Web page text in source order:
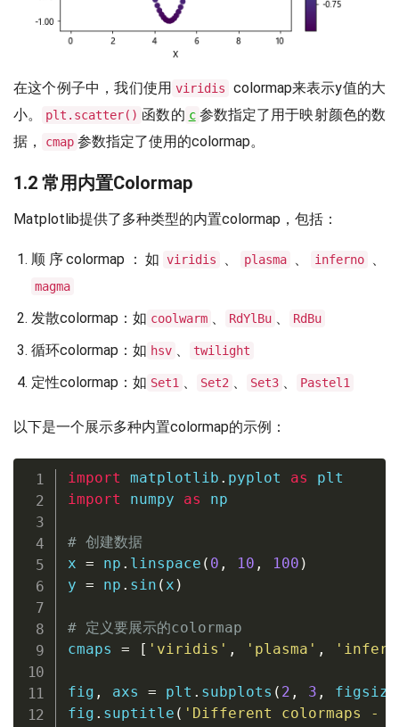
在这个例子中，我们使用 viridis
colormap来表示y值的大
小。
plt.scatter() 函数的 c 参数指定了用于映射颜色的数
据，
cmap 参数指定了使用的colormap。
1.2 常用内置Colormap
Matplotlib提供了多种类型的内置colormap，包括：
顺序colormap：如 viridis plasma inferno
magma
发散colormap：如 coolwarm RdYlBu RdBu
循环colormap：如 hsv twilight
定性colormap：如 Set1 Set2 Set3 Pastel1
以下是一个展示多种内置colormap的示例：
import matplotlib . pyplot as
import numpy as np
# 创建数据
x = np . linspace ( 0 , 10 , 100 )
y = np . sin ( x )
# 定义要展示的colormap
cmaps = [ 'viridis' , 'plasma' ,
fig , axs = plt . subplots ( 2 , 3 , figsize
fig . suptitle ( 'Different colormaps -